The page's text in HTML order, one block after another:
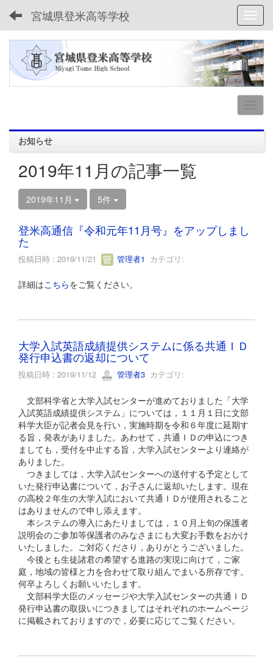
宮城県登米高等学校
お知らせ
2019年11月の記事一覧
2019年11月 5件
登米高通信『令和元年11月号』をアップしまし
た
投稿日時 : 2019/11/21 管理者1 カテゴリ:
詳細はこちらをご覧ください。
大学入試英語成績提供システムに係る共通ＩＤ
発行申込書の返却について
投稿日時 : 2019/11/12 管理者3 カテゴリ:
文部科学省と大学入試センターが進めておりました「大学
入試英語成績提供システム」については，１１月１日に文部
科学大臣が記者会見を行い，実施時期を令和６年度に延期す
る旨，発表がありました。あわせて，共通ＩＤの申込につき
ましても，受付を中止する旨，大学入試センターより連絡が
ありました。
つきましては，大学入試センターへの送付する予定として
いた発行申込書について，お子さんに返却いたします。現在
の高校２年生の大学入試において共通ＩＤが使用されること
はありませんので申し添えます。
本システムの導入にあたりましては，１０月上旬の保護者
説明会のご参加等保護者のみなさまにも大変お手数をおかけ
いたしました。ご対応くださり，ありがとうございました。
今後とも生徒諸君の希望する進路の実現に向けて，ご家
庭，地域の皆様と力を合わせて取り組んでまいる所存です。
何卒よろしくお願いいたします。
文部科学大臣のメッセージや大学入試センターの共通ＩＤ
発行申込書の取扱いにつきましてはそれぞれのホームページ
に掲載されておりますので，必要に応じてご覧ください。